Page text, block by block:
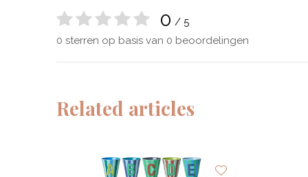
0 / 5
0 sterren op basis van 0 beoordelingen
Related articles